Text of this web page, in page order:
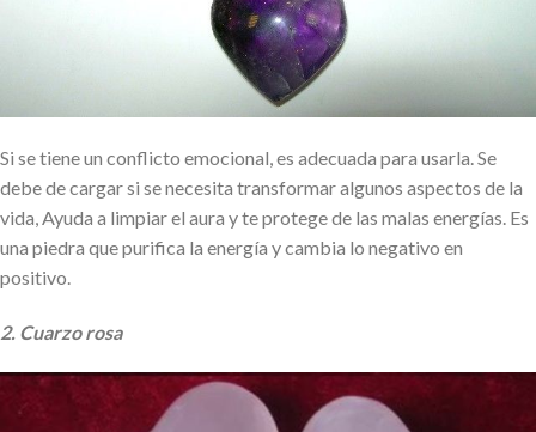
Si se tiene un conflicto emocional, es adecuada para usarla. Se
debe de cargar si se necesita transformar algunos aspectos de la
vida, Ayuda a limpiar el aura y te protege de las malas energías. Es
una piedra que purifica la energía y cambia lo negativo en
positivo.
2. Cuarzo rosa